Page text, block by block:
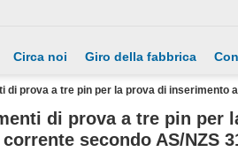
Circa noi Giro della fabbrica
di prova a tre pin per la prova di inserimento
di prova a tre pin per
secondo AS/NZS